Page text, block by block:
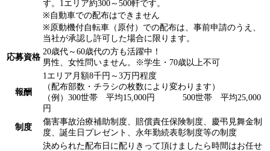
す。1エリア約300～500軒です。
※自動車での配布はできません
※原動機付自転車（原付）での配布は、事前申請のうえ、
当社が承認し許可した場合に限ります。
応募資格
20歳代～60歳代の方も活躍中！
男性、女性問いません。※学生・70歳以上不可
報酬
1エリア月額8千円～3万円程度
（配布部数・チラシの枚数により変わります）
（例）300世帯 平均15,000円 500世帯 平均25,000
円
制度
傷害事故治療補助制度、賠償責任保険制度、慶弔見舞金制
度、誕生日プレゼント、永年勤続表彰制度等の制度
決められた配布日に配りきって頂けましたら時間はお任せ